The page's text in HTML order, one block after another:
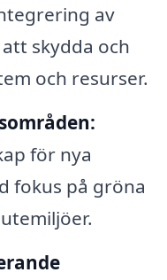
av
skydda och
och resurser.
för nya
fokus på gröna